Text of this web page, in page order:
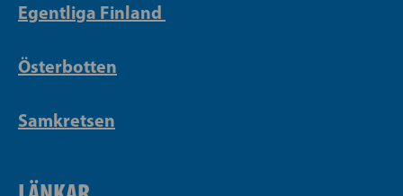
Egentliga Finland
Österbotten
Samkretsen